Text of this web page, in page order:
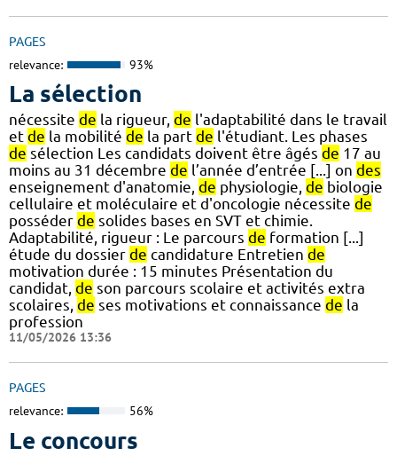
PAGES
relevance: 93%
La sélection
nécessite de la rigueur, de l'adaptabilité dans le travail
et de la mobilité de la part de l'étudiant. Les phases
de sélection Les candidats doivent être âgés de 17 au
moins au 31 décembre de l’année d’entrée [...] on des
enseignement d'anatomie, de physiologie, de biologie
cellulaire et moléculaire et d'oncologie nécessite de
posséder de solides bases en SVT et chimie.
Adaptabilité, rigueur : Le parcours de formation [...]
étude du dossier de candidature Entretien de
motivation durée : 15 minutes Présentation du
candidat, de son parcours scolaire et activités extra
scolaires, de ses motivations et connaissance de la
profession
11/05/2026 13:36
PAGES
relevance: 56%
Le concours